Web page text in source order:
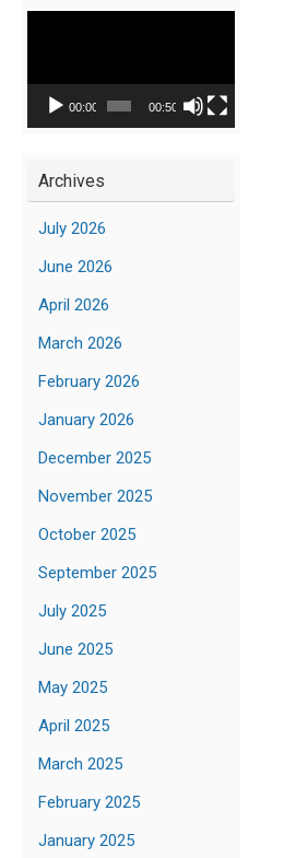
00:00 00:50
Archives
July 2026
June 2026
April 2026
March 2026
February 2026
January 2026
December 2025
November 2025
October 2025
September 2025
July 2025
June 2025
May 2025
April 2025
March 2025
February 2025
January 2025